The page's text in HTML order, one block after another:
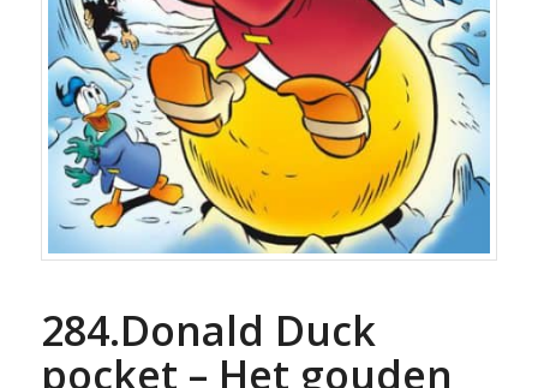
284.Donald Duck
pocket – Het gouden